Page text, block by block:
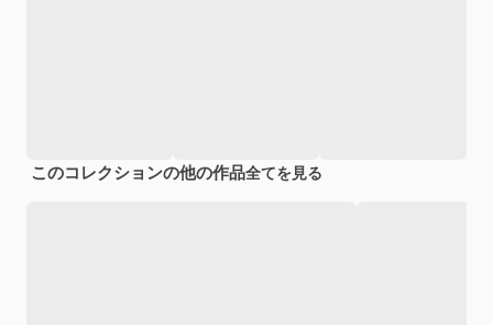
このコレクションの他の作品全てを見る